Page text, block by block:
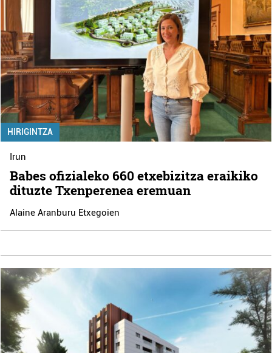
HIRIGINTZA
Irun
Babes ofizialeko 660 etxebizitza eraikiko
dituzte Txenperenea eremuan
Alaine Aranburu Etxegoien